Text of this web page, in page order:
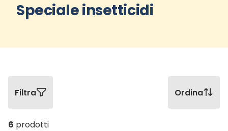
Speciale insetticidi
Filtra Ordina
6 prodotti